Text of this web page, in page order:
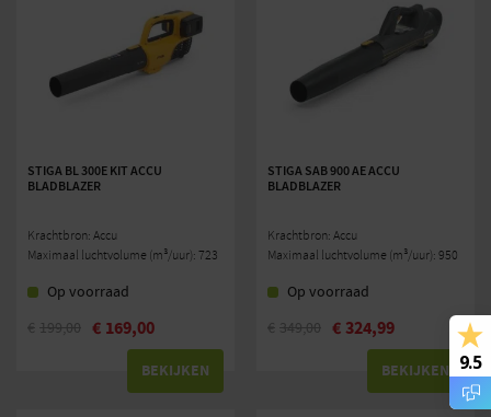
STIGA BL 300E KIT ACCU
BLADBLAZER
Krachtbron: Accu
Maximaal luchtvolume (m³/uur): 723
Op voorraad
€ 199,00 € 169,00
BEKIJKEN
STIGA SAB 900 AE ACCU
BLADBLAZER
Krachtbron: Accu
Maximaal luchtvolume (m³/uur): 950
Op voorraad
€ 349,00 €324,99
BEKIJKEN 9.5